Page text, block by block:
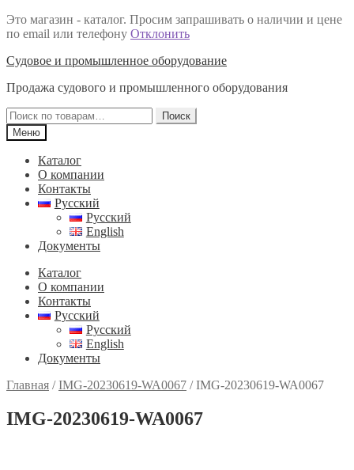
Это магазин - каталог. Просим запрашивать о наличии и цене
по email или телефону Отклонить
Перейти
навигации
Перейти
содержимому
Судовое и промышленное оборудование
Продажа судового и промышленного оборудования
Искать:
Поиск
Меню
Каталог
О компании
Контакты
Русский
Русский
English
Документы
Каталог
О компании
Контакты
Русский
Русский
English
Документы
Главная /IMG-20230619-WA0067 /IMG-20230619-WA0067
IMG-20230619-WA0067